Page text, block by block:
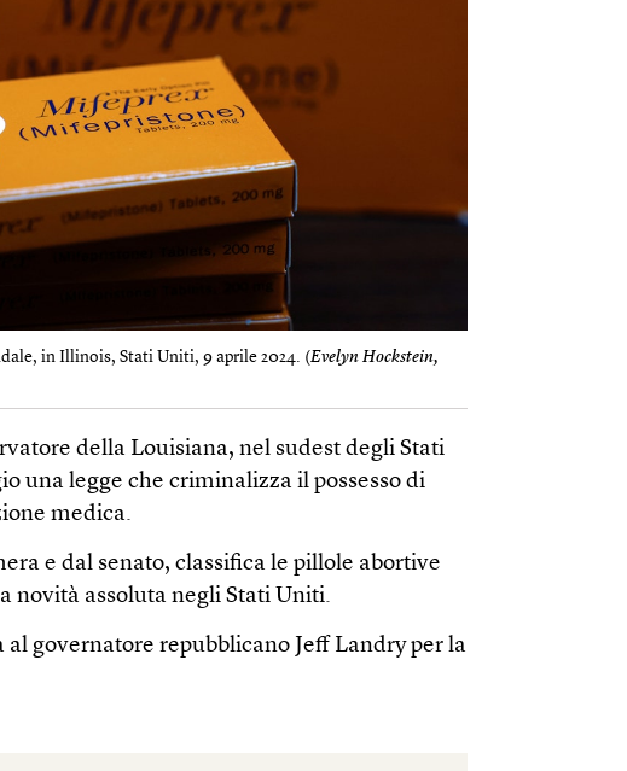
in Illinois, Stati Uniti, 9 aprile 2024. (Evelyn Hockstein,
della Louisiana, nel sudest degli Stati
una legge che criminalizza il possesso di
medica.
e dal senato, classifica le pillole abortive
novità assoluta negli Stati Uniti.
al governatore repubblicano Jeff Landry per la